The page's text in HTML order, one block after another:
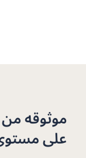
موثوقه من
على